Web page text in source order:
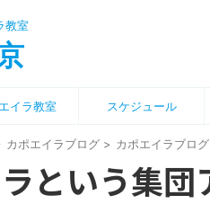
教室
イラ教室 スケジュール
カポエイラブログ > カポエイラブロ
という集団